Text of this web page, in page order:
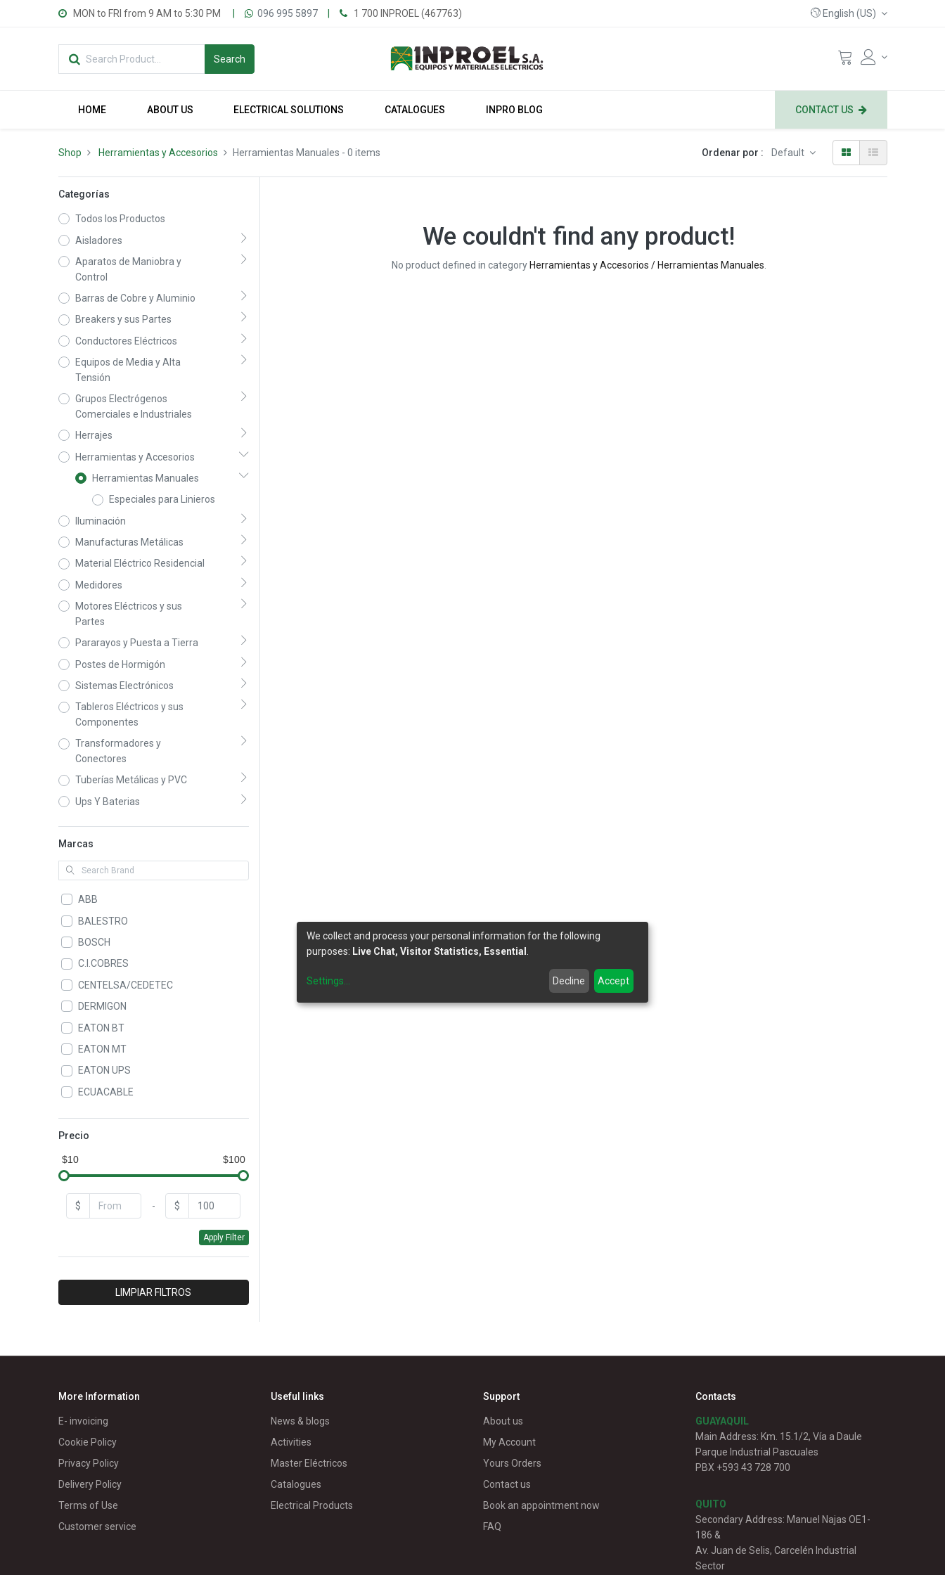
MON to FRI from 9 AM to 5:30 PM 096 995 5897 1 700 INPROEL (467763) English (US)
Search
HOME ABOUT US ELECTRICAL SOLUTIONS CATALOGUES INPRO BLOG CONTACT US
Shop Herramientas y Accesorios Herramientas Manuales - 0 items Ordenar por : Default
Categorías
Todos los Productos
Aisladores
Aparatos de Maniobra y
Control
Barras de Cobre y Aluminio
Breakers y sus Partes
Conductores Eléctricos
Equipos de Media y Alta
Tensión
Grupos Electrógenos
Comerciales e Industriales
Herrajes
Herramientas y Accesorios
Herramientas Manuales
Especiales para Linieros
Iluminación
Manufacturas Metálicas
Material Eléctrico Residencial
Medidores
Motores Eléctricos y sus
Partes
Pararayos y Puesta a Tierra
Postes de Hormigón
Sistemas Electrónicos
Tableros Eléctricos y sus
Componentes
Transformadores y
Conectores
Tuberías Metálicas y PVC
Ups Y Baterias
Marcas
ABB
BALESTRO
BOSCH
C.I.COBRES
CENTELSA/CEDETEC
DERMIGON
EATON BT
EATON MT
EATON UPS
ECUACABLE
GAMMA
GEN POWER
GENERAL CABLE
GENERAL ELECTRIC
HASTINGS
HERRAJES & ESTRUCTURAS
ISOLET
PARRES
Precio
$10 $100
$ - $
Apply Filter
LIMPIAR FILTROS
We couldn't find any product!
No product defined in category Herramientas y Accesorios / Herramientas Manuales
More Information
E- invoicing
Cookie Policy
Privacy Policy
Delivery Policy
Terms of Use
Customer service
Useful links
News & blogs
Activities
Master Eléctricos
Catalogues
Electrical Products
Support
About us
My Account
Yours Orders
Contact us
Book an appointment now
FAQ
Contacts
GUAYAQUIL
Main Address: Km. 15.1/2, Vía a Daule
Parque Industrial Pascuales
PBX +593 43 728 700
QUITO
Secondary Address: Manuel Najas OE1-
186 &
Av. Juan de Selis, Carcelén Industrial
Sector
We collect and process your personal information for the following
purposes: Live Chat, Visitor Statistics, Essential .
Settings Decline Accept